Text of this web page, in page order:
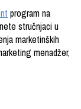
program na
stručnjaci u
marketinških
menadžer,